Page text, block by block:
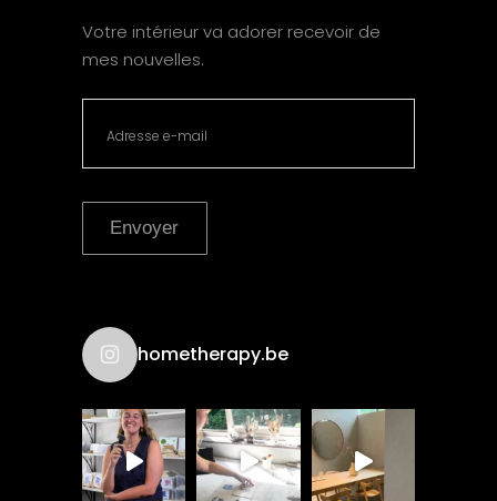
Votre intérieur va adorer recevoir de
mes nouvelles.
Envoyer
hometherapy.be